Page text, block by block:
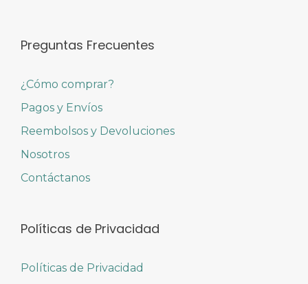
Preguntas Frecuentes
¿Cómo comprar?
Pagos y Envíos
Reembolsos y Devoluciones
Nosotros
Contáctanos
Políticas de Privacidad
Políticas de Privacidad